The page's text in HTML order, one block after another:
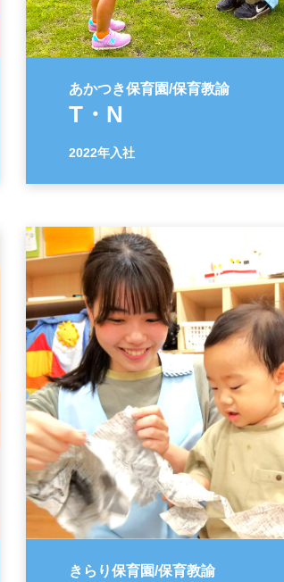
あかつき保育園/保育教諭
T・N
2022年入社
きらり保育園/保育教諭